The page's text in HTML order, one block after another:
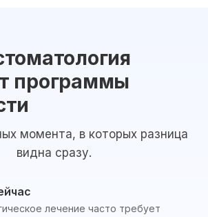
программы
момента, в которых разница
видна сразу.
лечение часто требует